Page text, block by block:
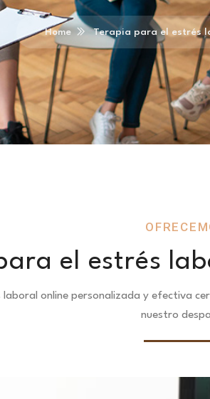
Home Terapia para el estrés
el estrés
online personalizada y efectiva
nuestro